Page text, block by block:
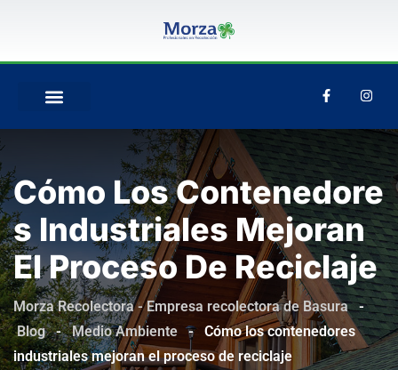
Cómo Los Contenedore
S Industriales Mejoran
El Proceso De Reciclaje
Morza Recolectora - Empresa recolectora de Basura -
Blog - Medio Ambiente - Cómo los contenedores
industriales mejoran el proceso de reciclaje